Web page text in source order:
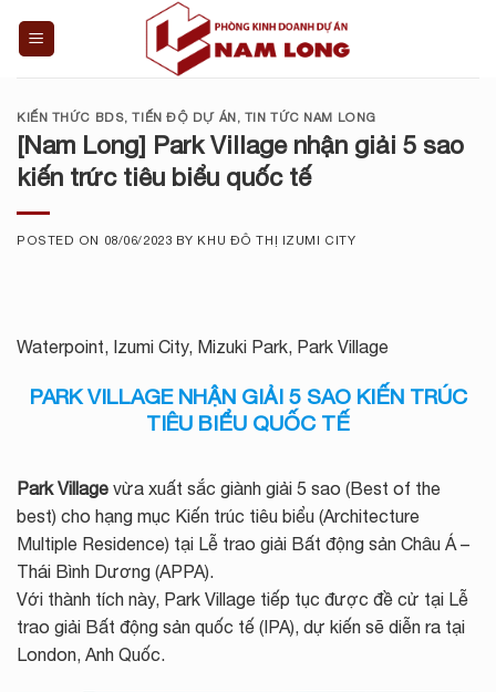
KIẾN THỨC BDS,TIẾN ĐỘ DỰ ÁN, TIN TỨC NAM LONG
[Nam Long] Park Village nhận giải 5 sao
kiến trức tiêu biểu quốc tế
POSTED ON 08/06/2023 BY KHU ĐÔ THỊ IZUMI CITY
Waterpoint, Izumi City, Mizuki Park, Park Village
PARK VILLAGE NHẬN GIẢI 5 SAO KIẾN TRÚC
TIÊU BIỂU QUỐC TẾ
Park Village vừa xuất sắc giành giải 5 sao (Best of the
best) cho hạng mục Kiến trúc tiêu biểu (Architecture
Multiple Residence) tại Lễ trao giải Bất động sản Châu Á –
Thái Bình Dương (APPA).
Với thành tích này, Park Village tiếp tục được đề cử tại Lễ
trao giải Bất động sản quốc tế (IPA), dự kiến sẽ diễn ra tại
London, Anh Quốc.